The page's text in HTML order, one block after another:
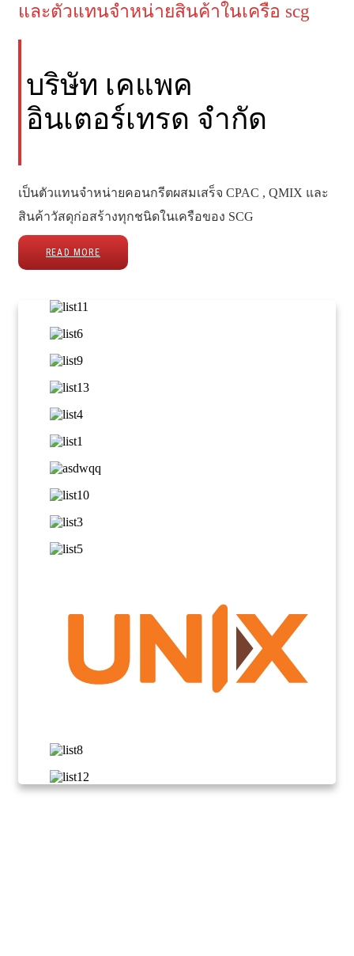
และตัวแทนจำหน่ายสินค้าในเครือ scg
บริษัท เคแพค
อินเตอร์เทรด จำกัด
เป็นตัวแทนจำหน่ายคอนกรีตผสมเสร็จ CPAC , QMIX และ
สินค้าวัสดุก่อสร้างทุกชนิดในเครือของ SCG
READ MORE